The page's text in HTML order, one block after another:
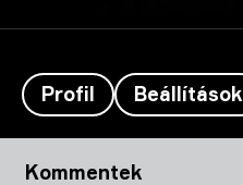
Profil Beállítások
Kommentek